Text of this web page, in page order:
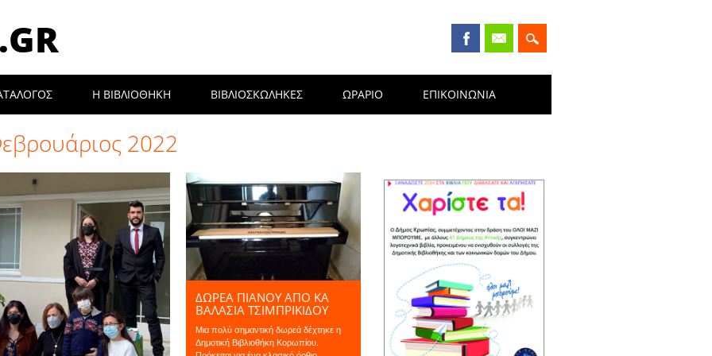
Η ΒΙΒΛΙΟΘΉΚΗ ΒΙΒΛΙΟΣΚΩΛΗΚΕΣ ΩΡΑΡΙΟ ΕΠΙΚΟΙΝΩΝΊΑ
2022
ΔΩΡΕΑ ΠΙΑΝΟΥ ΑΠΟ ΚΑ
ΒΑΛΑΣΊΑ ΤΣΙΜΠΡΙΚΊΔΟΥ
Μια πολύ σημαντική δωρεά δέχτηκε η
Δημοτική Βιβλιοθήκη Κορωπίου.